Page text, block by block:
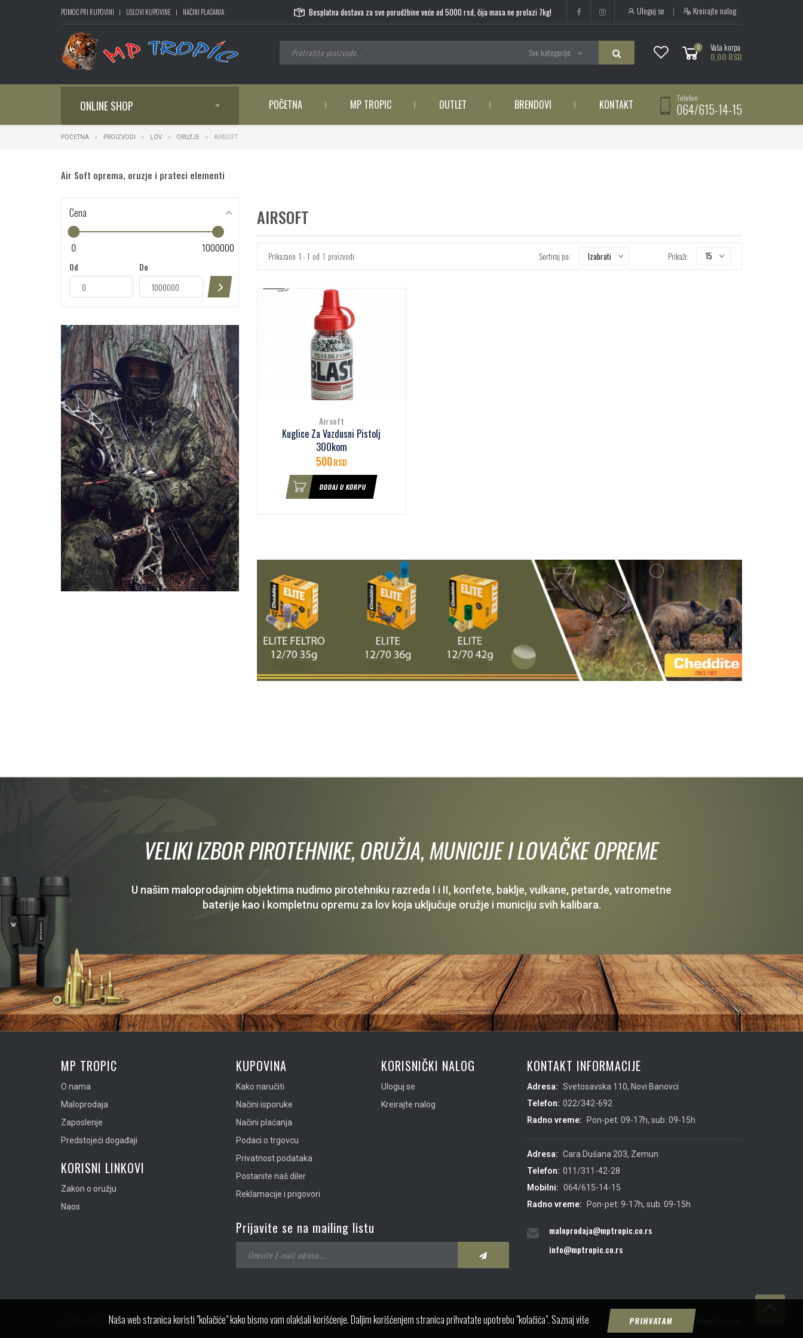
POMOĆ PRI KUPOVINI USLOVI KUPOVINE NAČINI PLAĆANJA Besplatna dostava za sve porudžbine veće od 5000 rsd, čija masa ne prelazi 7kg! Uloguj se | Kreirajte nalog
0 Vaša korpa
0,00 RSD
Sve kategorije
ONLINE SHOP POČETNA MP TROPIC OUTLET BRENDOVI KONTAKT Telefon
064/615-14-15
POČETNA PROIZVODI LOV ORUŽJE AIRSOFT
Air Soft oprema, oruzje i prateci elementi
Cena
0 1000000
Od Do
AIRSOFT
Prikazano 1 - 1 od 1 proizvodi Sortiraj po: Izabrati Prikaži: 15
Airsoft
Kuglice Za Vazdusni Pistolj
300kom
500RSD
DODAJ U KORPU
VELIKI IZBOR PIROTEHNIKE, ORUŽJA, MUNICIJE I LOVAČKE OPREME
U našim maloprodajnim objektima nudimo pirotehniku razreda I i II, konfete, baklje, vulkane, petarde, vatrometne
baterije kao i kompletnu opremu za lov koja uključuje oružje i municiju svih kalibara.
MP TROPIC
O nama
Maloprodaja
Zaposlenje
Predstojeći događaji
KORISNI LINKOVI
Zakon o oružju
Naos
KUPOVINA
Kako naručiti
Načini isporuke
Načini plaćanja
Podaci o trgovcu
Privatnost podataka
Postanite naš diler
Reklamacije i prigovori
KORISNIČKI NALOG
Uloguj se
Kreirajte nalog
Prijavite se na mailing listu
KONTAKT INFORMACIJE
Adresa: Svetosavska 110, Novi Banovci
Telefon: 022/342-692
Radno vreme:
Pon-pet: 09-17h, sub: 09-15h
Adresa: Cara Dušana 203, Zemun
Telefon: 011/311-42-28
Mobilni: 064/615-14-15
Radno vreme:
Pon-pet: 9-17h, sub: 09-15h
maloprodaja@mptropic.co.rs
info@mptropic.co.rs
© 2026 MP Tropic doo. Sva prava zadržana. Created by &
Naša web stranica koristi "kolačiće" kako bismo vam olakšali korišćenje. Daljim korišćenjem stranica prihvatate upotrebu "kolačića".Saznaj više PRIHVATAM